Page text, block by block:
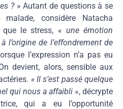
?» Autant de questions à se
considère Natacha
que le stress, « une émotion
à l’origine de l’effondrement de
l’expression n’a pas eu
devient, alors, sensible aux
« Il s’est passé quelque
qui nous a affaibli », décrypte
qui a eu l’opportunité